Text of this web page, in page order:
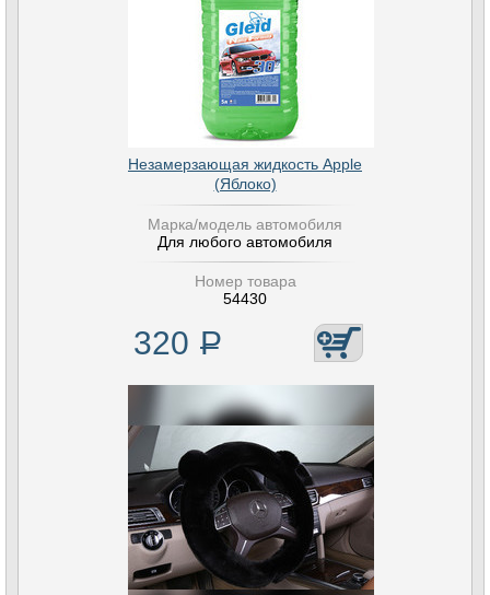
Незамерзающая жидкость Apple
(Яблоко)
Марка/модель автомобиля
Для любого автомобиля
Номер товара
54430
320 Р